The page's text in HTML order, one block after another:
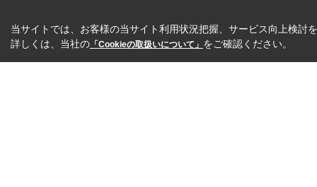
当サイトでは、お客様の当サイト利用状況把握、サービス向上検討
詳しくは、当社の 「Cookieの取扱いについて」 をご確認ください。